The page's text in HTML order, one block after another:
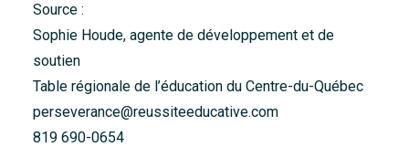
Source :
Sophie Houde, agente de développement et de
soutien
Table régionale de l’éducation du Centre-du-Québec
perseverance@reussiteeducative.com
819 690-0654